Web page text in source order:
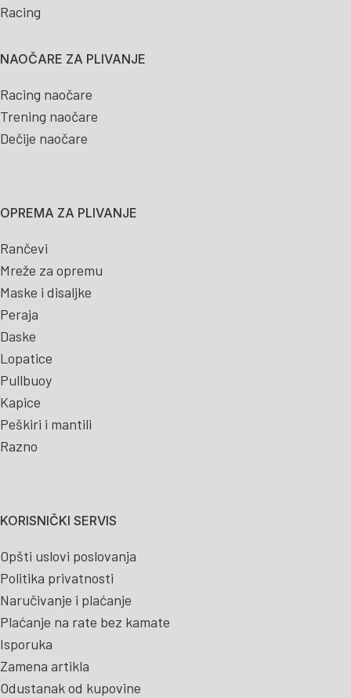
Racing
NAOČARE ZA PLIVANJE
Racing naočare
Trening naočare
Dečije naočare
OPREMA ZA PLIVANJE
Rančevi
Mreže za opremu
Maske i disaljke
Peraja
Daske
Lopatice
Pullbuoy
Kapice
Peškiri i mantili
Razno
KORISNIČKI SERVIS
Opšti uslovi poslovanja
Politika privatnosti
Naručivanje i plaćanje
Plaćanje na rate bez kamate
Isporuka
Zamena artikla
Odustanak od kupovine